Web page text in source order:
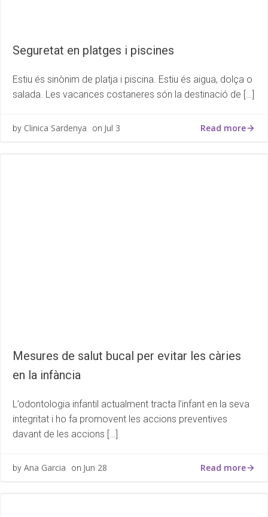
Seguretat en platges i piscines
Estiu és sinònim de platja i piscina. Estiu és aigua, dolça o
salada. Les vacances costaneres són la destinació de […]
by Clinica Sardenya on Jul 3 Read more
Mesures de salut bucal per evitar les càries
en la infància
L’odontologia infantil actualment tracta l’infant en la seva
integritat i ho fa promovent les accions preventives
davant de les accions […]
by Ana Garcia on Jun 28 Read more